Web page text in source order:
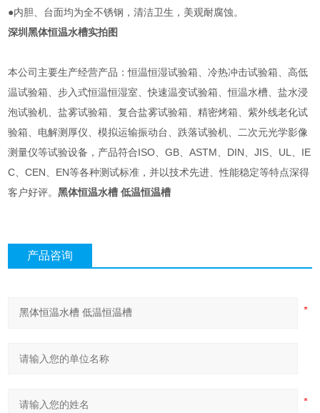
●内胆、台面均为全不锈钢，清洁卫生，美观耐腐蚀。
深圳黑体恒温水槽实拍图
本公司主要生产经营产品：恒温恒湿试验箱、冷热冲击试验箱、高低
温试验箱、步入式恒温恒湿室、快速温变试验箱、恒温水槽、盐水浸
泡试验机、盐雾试验箱、复合盐雾试验箱、精密烤箱、紫外线老化试
验箱、电解测厚仪、模拟运输振动台、跌落试验机、二次元光学影像
测量仪等试验设备，产品符合ISO、GB、ASTM、DIN、JIS、UL、IE
C、CEN、EN等各种测试标准，并以技术先进、性能稳定等特点深得
客户好评。黑体恒温水槽 低温恒温槽
产品咨询